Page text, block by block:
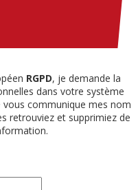
RGPD, je demande la
dans votre système
vous communique mes nom
retrouviez et supprimiez de